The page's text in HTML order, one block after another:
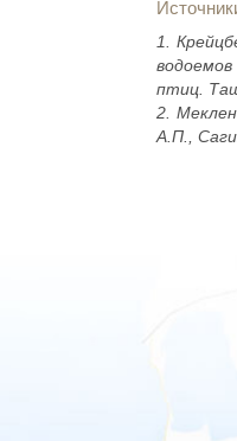
1.
птиц.
2.
А.П.,